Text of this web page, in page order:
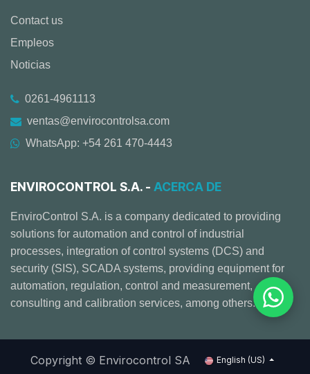
Contact us
Empleos
Noticias
0261-4961113
ventas@envirocontrolsa.com
WhatsApp: +54 261 470-4443
ENVIROCONTROL S.A. - ACERCA DE
EnviroControl S.A. is a company dedicated to providing
solutions for automation and control of industrial
processes, integration of control systems (DCS) and
security (SIS), SCADA systems, providing equipment for
automation, regulation, control and measurement,
consulting and calibration services, among others.
Copyright © Envirocontrol SA English (US)